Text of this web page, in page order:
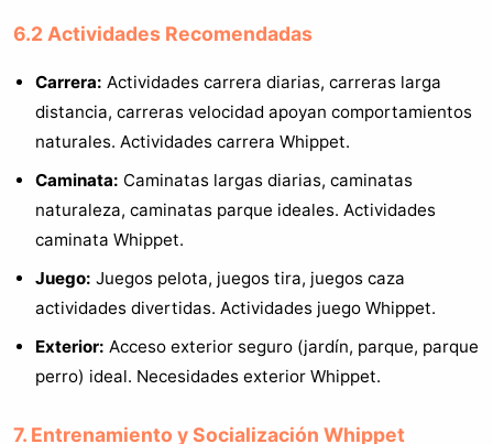
6.2 Actividades Recomendadas
Carrera: Actividades carrera diarias, carreras larga
distancia, carreras velocidad apoyan comportamientos
naturales. Actividades carrera Whippet.
Caminata: Caminatas largas diarias, caminatas
naturaleza, caminatas parque ideales. Actividades
caminata Whippet.
Juego: Juegos pelota, juegos tira, juegos caza
actividades divertidas. Actividades juego Whippet.
Exterior: Acceso exterior seguro (jardín, parque, parque
perro) ideal. Necesidades exterior Whippet.
7. Entrenamiento y Socialización Whippet